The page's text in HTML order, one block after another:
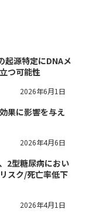
起源特定にDNAメ
つ可能性
2026年6月1日
果に影響を与え
2026年4月6日
2型糖尿病におい
スク/死亡率低下
2026年4月1日